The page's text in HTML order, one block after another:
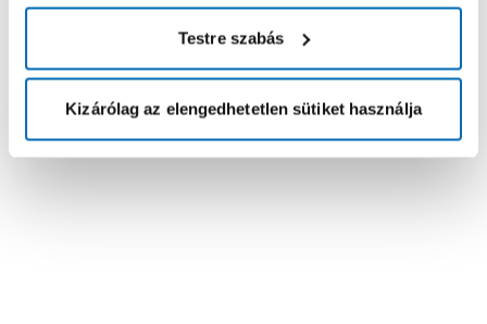
Testre szabás
Kizárólag az elengedhetetlen sütiket használja